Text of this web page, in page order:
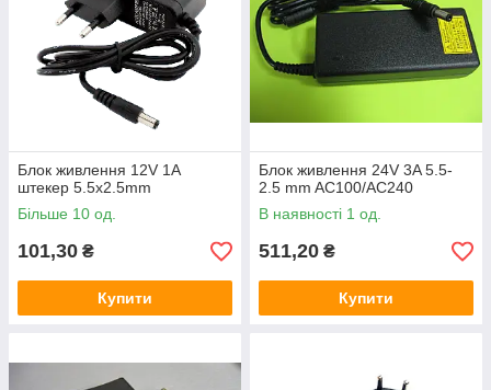
Блок живлення 12V 1A
штекер 5.5х2.5mm
Більше 10 од.
101,30 ₴
Купити
Блок живлення 24V 3A 5.5-
2.5 mm AC100/AC240
В наявності 1 од.
511,20 ₴
Купити